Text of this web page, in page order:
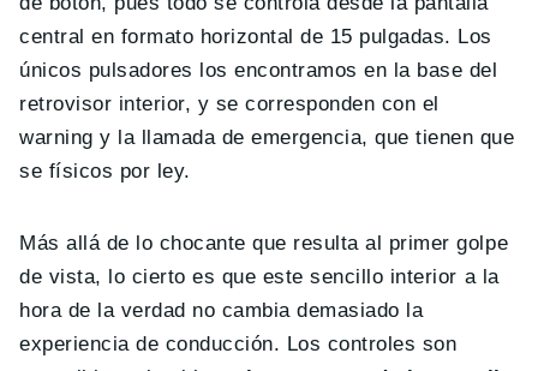
central en formato horizontal de 15 pulgadas. Los
únicos pulsadores los encontramos en la base del
retrovisor interior, y se corresponden con el
warning y la llamada de emergencia, que tienen que
se físicos por ley.
Más allá de lo chocante que resulta al primer golpe
de vista, lo cierto es que este sencillo interior a la
hora de la verdad no cambia demasiado la
experiencia de conducción. Los controles son